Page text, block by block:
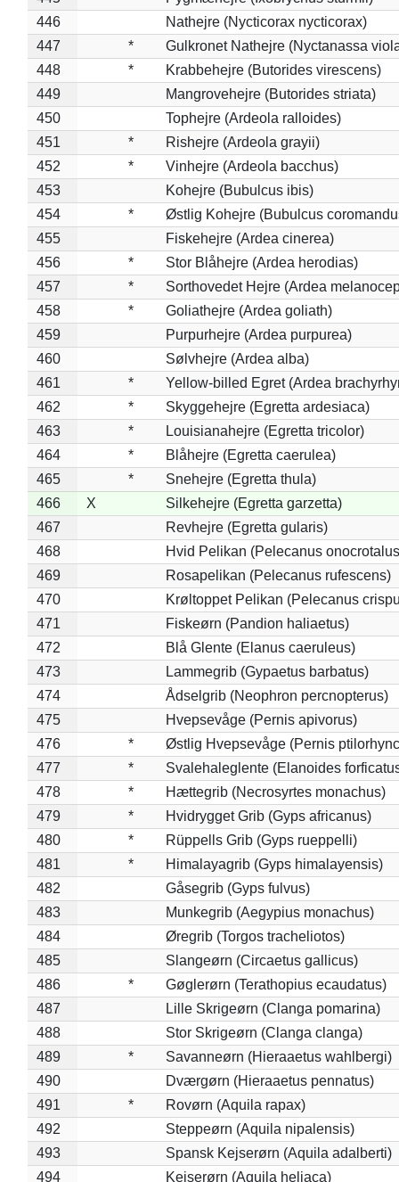
446
Nathejre (Nycticorax nycticorax)
447
*
Gulkronet Nathejre (Nyctanassa
448
*
Krabbehejre (Butorides virescens)
449
Mangrovehejre (Butorides striata)
450
Tophejre (Ardeola ralloides)
451
*
Rishejre (Ardeola grayii)
452
*
Vinhejre (Ardeola bacchus)
453
Kohejre (Bubulcus ibis)
454
*
Østlig Kohejre (Bubulcus
455
Fiskehejre (Ardea cinerea)
456
*
Stor Blåhejre (Ardea herodias)
457
*
Sorthovedet Hejre (Ardea
458
*
Goliathejre (Ardea goliath)
459
Purpurhejre (Ardea purpurea)
460
Sølvhejre (Ardea alba)
461
*
Yellow-billed Egret (Ardea
462
*
Skyggehejre (Egretta ardesiaca)
463
*
Louisianahejre (Egretta tricolor)
464
*
Blåhejre (Egretta caerulea)
465
*
Snehejre (Egretta thula)
466
X
Silkehejre (Egretta garzetta)
467
Revhejre (Egretta gularis)
468
Hvid Pelikan (Pelecanus
469
Rosapelikan (Pelecanus rufescens)
470
Krøltoppet Pelikan (Pelecanus
471
Fiskeørn (Pandion haliaetus)
472
Blå Glente (Elanus caeruleus)
473
Lammegrib (Gypaetus barbatus)
474
Ådselgrib (Neophron percnopterus)
475
Hvepsevåge (Pernis apivorus)
476
*
Østlig Hvepsevåge (Pernis
477
*
Svalehaleglente (Elanoides
478
*
Hættegrib (Necrosyrtes monachus)
479
*
Hvidrygget Grib (Gyps africanus)
480
*
Rüppells Grib (Gyps rueppelli)
481
*
Himalayagrib (Gyps himalayensis)
482
Gåsegrib (Gyps fulvus)
483
Munkegrib (Aegypius monachus)
484
Øregrib (Torgos tracheliotos)
485
Slangeørn (Circaetus gallicus)
486
*
Gøglerørn (Terathopius ecaudatus)
487
Lille Skrigeørn (Clanga pomarina)
488
Stor Skrigeørn (Clanga clanga)
489
*
Savanneørn (Hieraaetus wahlbergi)
490
Dværgørn (Hieraaetus pennatus)
491
*
Rovørn (Aquila rapax)
492
Steppeørn (Aquila nipalensis)
493
Spansk Kejserørn (Aquila adalberti)
494
Kejserørn (Aquila heliaca)